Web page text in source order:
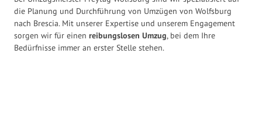
die Planung und Durchführung von Umzügen von Wolfsburg
nach Brescia. Mit unserer Expertise und unserem Engagement
sorgen wir für einen reibungslosen Umzug, bei dem Ihre
Bedürfnisse immer an erster Stelle stehen.